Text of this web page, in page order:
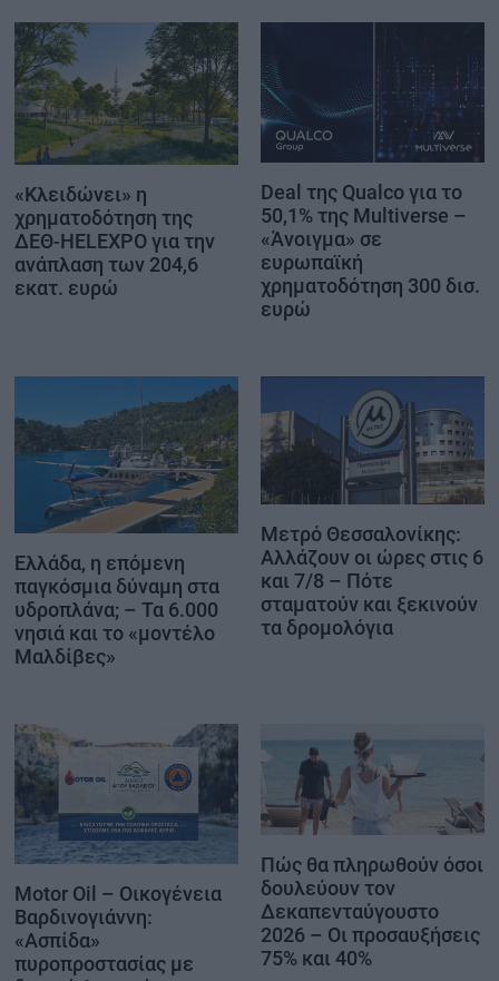
«Κλειδώνει» η
χρηματοδότηση της
ΔΕΘ-HELEXPO για την
ανάπλαση των 204,6
εκατ. ευρώ
Deal της Qualco για το
50,1% της Multiverse –
«Άνοιγμα» σε
ευρωπαϊκή
χρηματοδότηση 300 δισ.
ευρώ
Ελλάδα, η επόμενη
παγκόσμια δύναμη στα
υδροπλάνα; – Τα 6.000
νησιά και το «μοντέλο
Μαλδίβες»
Μετρό Θεσσαλονίκης:
Αλλάζουν οι ώρες στις 6
και 7/8 – Πότε
σταματούν και ξεκινούν
τα δρομολόγια
Motor Oil – Οικογένεια
Βαρδινογιάννη:
«Ασπίδα»
πυροπροστασίας με
Πώς θα πληρωθούν όσοι
δουλεύουν τον
Δεκαπενταύγουστο
2026 – Οι προσαυξήσεις
75% και 40%